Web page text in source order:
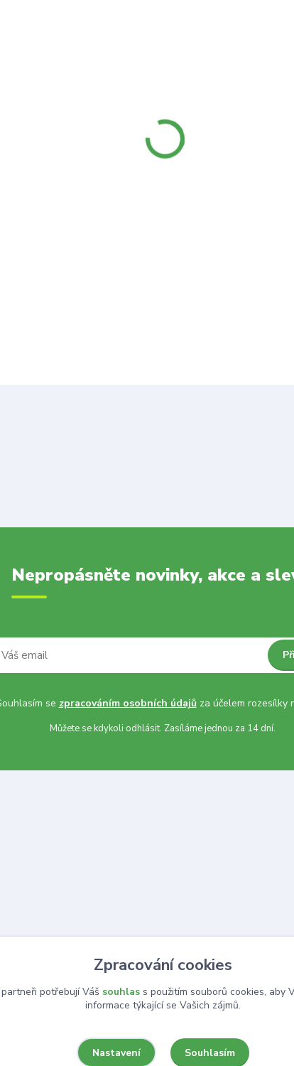
Nepropásněte novinky, akce a
se zpracováním osobních údajůza účelem rozesílky
Můžete se kdykoli odhlásit. Zasíláme jednou za 14 dní.
Zpracování cookies
potřebují Váš souhlass použitím souborů cookies, aby
informace týkající se Vašich zájmů.
Nastavení Souhlasím